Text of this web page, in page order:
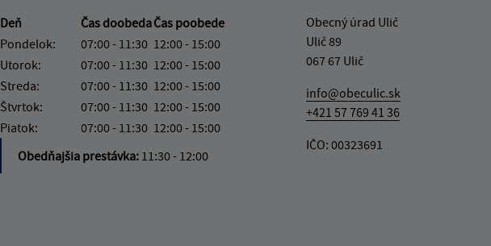
Deň Čas doobedaČas poobede
Pondelok:
07:00 - 11:30 12:00 - 15:00
Utorok:
07:00 - 11:30 12:00 - 15:00
Streda:
07:00 - 11:30 12:00 - 15:00
Štvrtok:
07:00 - 11:30 12:00 - 15:00
Piatok:
07:00 - 11:30 12:00 - 15:00
Obedňajšia prestávka: 11:30 - 12:00
Obecný úrad Ulič
Ulič 89
067 67 Ulič
info@obeculic.sk
+421 57 769 41 36
IČO: 00323691